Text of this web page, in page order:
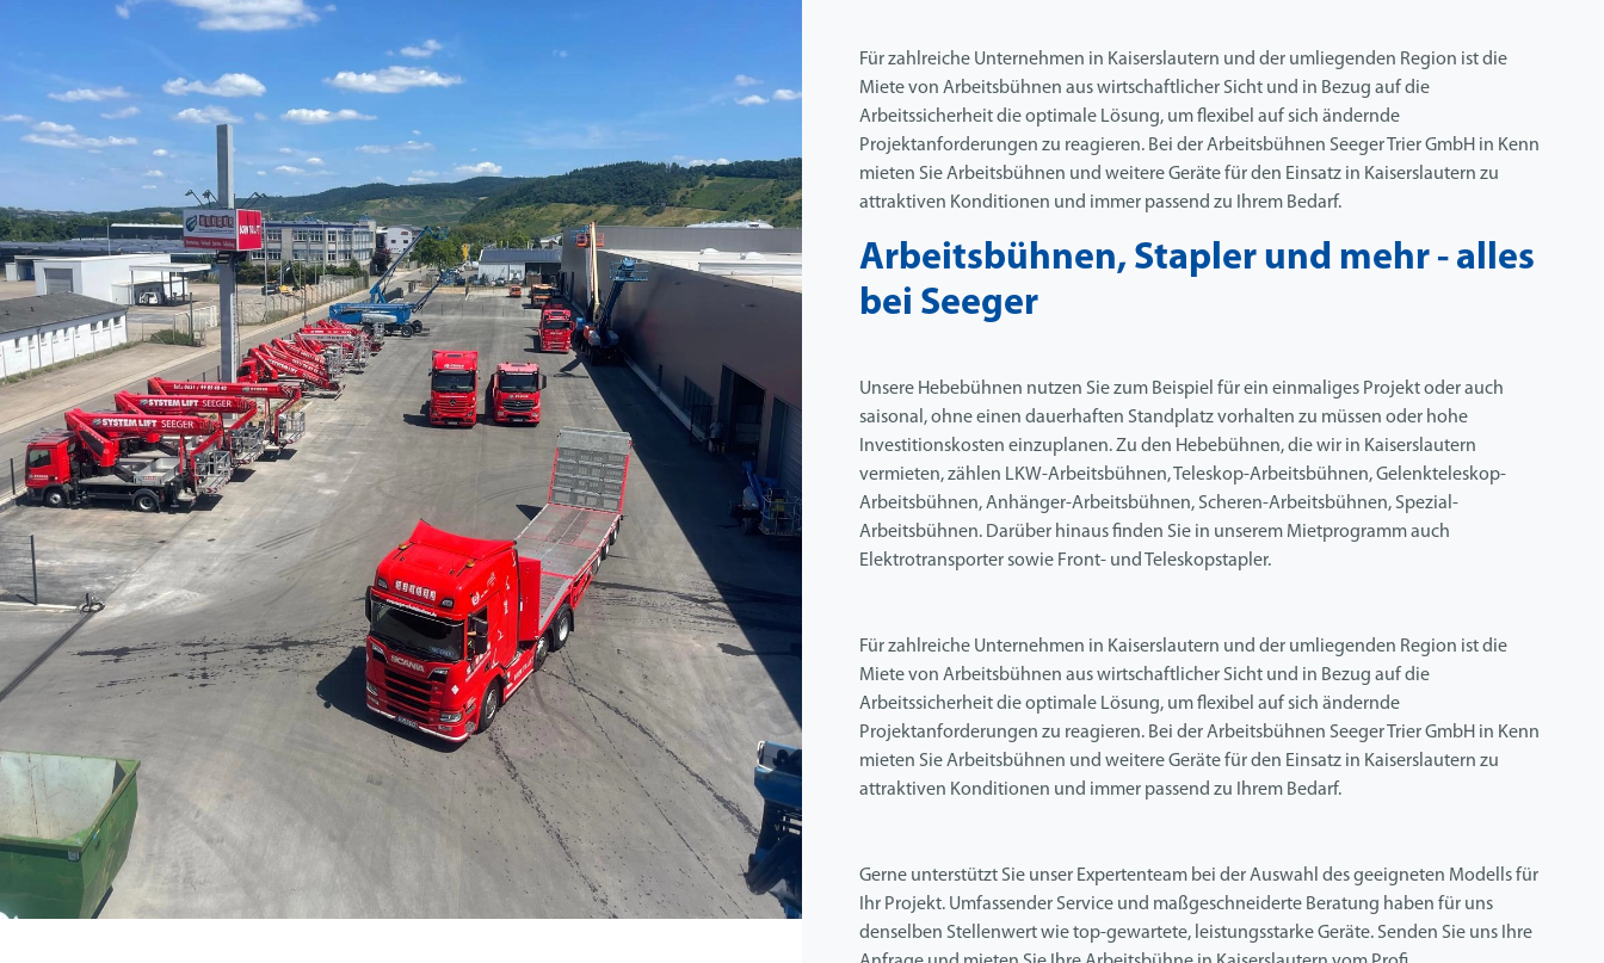
Für zahlreiche Unternehmen in Kaiserslautern und der umliegenden Region ist die
Miete von Arbeitsbühnen aus wirtschaftlicher Sicht und in Bezug auf die
Arbeitssicherheit die optimale Lösung, um flexibel auf sich ändernde
Projektanforderungen zu reagieren. Bei der Arbeitsbühnen Seeger Trier GmbH in Kenn
mieten Sie Arbeitsbühnen und weitere Geräte für den Einsatz in Kaiserslautern zu
attraktiven Konditionen und immer passend zu Ihrem Bedarf.
Arbeitsbühnen, Stapler und mehr - alles
bei Seeger
Unsere Hebebühnen nutzen Sie zum Beispiel für ein einmaliges Projekt oder auch
saisonal, ohne einen dauerhaften Standplatz vorhalten zu müssen oder hohe
Investitionskosten einzuplanen. Zu den Hebebühnen, die wir in Kaiserslautern
vermieten, zählen LKW-Arbeitsbühnen, Teleskop-Arbeitsbühnen, Gelenkteleskop-
Arbeitsbühnen, Anhänger-Arbeitsbühnen, Scheren-Arbeitsbühnen, Spezial-
Arbeitsbühnen. Darüber hinaus finden Sie in unserem Mietprogramm auch
Elektrotransporter sowie Front- und Teleskopstapler.
Für zahlreiche Unternehmen in Kaiserslautern und der umliegenden Region ist die
Miete von Arbeitsbühnen aus wirtschaftlicher Sicht und in Bezug auf die
Arbeitssicherheit die optimale Lösung, um flexibel auf sich ändernde
Projektanforderungen zu reagieren. Bei der Arbeitsbühnen Seeger Trier GmbH in Kenn
mieten Sie Arbeitsbühnen und weitere Geräte für den Einsatz in Kaiserslautern zu
attraktiven Konditionen und immer passend zu Ihrem Bedarf.
Gerne unterstützt Sie unser Expertenteam bei der Auswahl des geeigneten Modells für
Ihr Projekt. Umfassender Service und maßgeschneiderte Beratung haben für uns
denselben Stellenwert wie top-gewartete, leistungsstarke Geräte. Senden Sie uns Ihre